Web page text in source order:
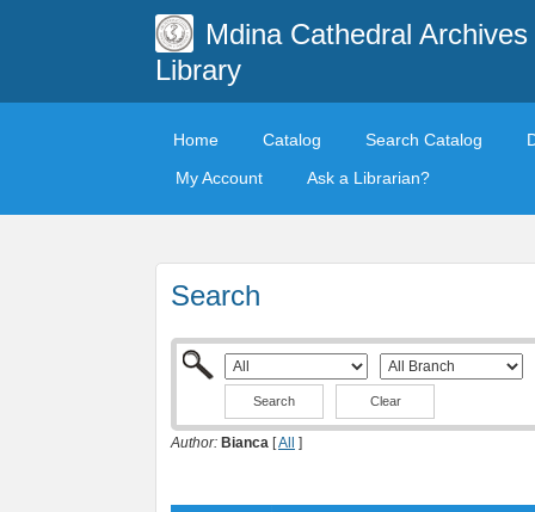
Mdina Cathedral Archives
Library
Home Catalog Search Catalog
My Account
Ask a Librarian?
Search
Clear
Author: Bianca [All ]